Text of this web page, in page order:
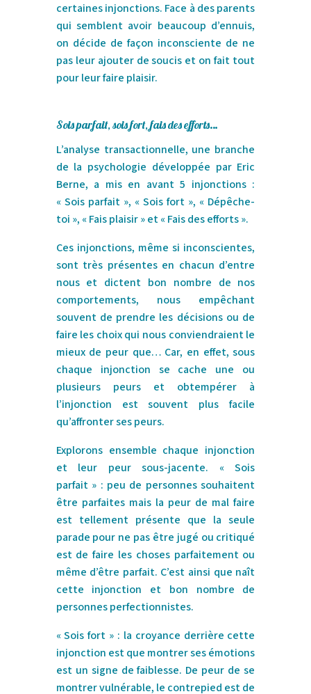
certaines injonctions. Face à des parents
qui semblent avoir beaucoup d’ennuis,
on décide de façon inconsciente de ne
pas leur ajouter de soucis et on fait tout
pour leur faire plaisir.
Sois parfait, sois fort, fais des efforts…
L’analyse transactionnelle, une branche
de la psychologie développée par Eric
Berne, a mis en avant 5 injonctions :
« Sois parfait », « Sois fort », « Dépêche-
toi », « Fais plaisir » et « Fais des efforts ».
Ces injonctions, même si inconscientes,
sont très présentes en chacun d’entre
nous et dictent bon nombre de nos
comportements, nous empêchant
souvent de prendre les décisions ou de
faire les choix qui nous conviendraient le
mieux de peur que… Car, en effet, sous
chaque injonction se cache une ou
plusieurs peurs et obtempérer à
l’injonction est souvent plus facile
qu’affronter ses peurs.
Explorons ensemble chaque injonction
et leur peur sous-jacente. « Sois
parfait » : peu de personnes souhaitent
être parfaites mais la peur de mal faire
est tellement présente que la seule
parade pour ne pas être jugé ou critiqué
est de faire les choses parfaitement ou
même d’être parfait. C’est ainsi que naît
cette injonction et bon nombre de
personnes perfectionnistes.
« Sois fort » : la croyance derrière cette
injonction est que montrer ses émotions
est un signe de faiblesse. De peur de se
montrer vulnérable, le contrepied est de